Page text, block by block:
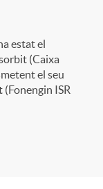
estat el
(Caixa
el seu
ISR